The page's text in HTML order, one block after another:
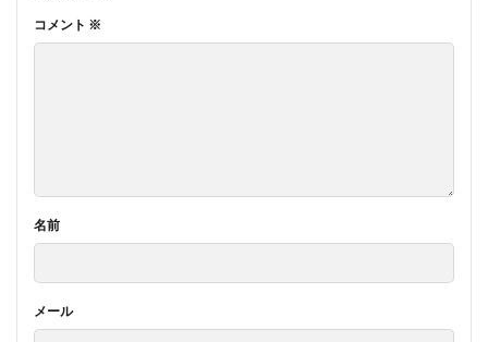
コメント ※
名前
メール